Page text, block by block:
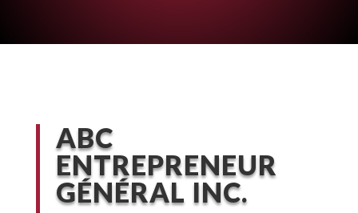
ABC
ENTREPRENEUR
GÉNÉRAL INC.